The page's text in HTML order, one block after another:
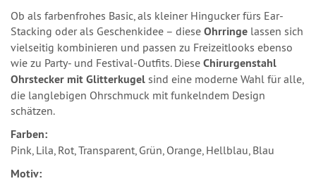
Ob als farbenfrohes Basic, als kleiner Hingucker fürs Ear-
Stacking oder als Geschenkidee – diese Ohrringe lassen sich
vielseitig kombinieren und passen zu Freizeitlooks ebenso
wie zu Party- und Festival-Outfits. Diese Chirurgenstahl
Ohrstecker mit Glitterkugel sind eine moderne Wahl für alle,
die langlebigen Ohrschmuck mit funkelndem Design
schätzen.
Farben:
Pink, Lila, Rot, Transparent, Grün, Orange, Hellblau, Blau
Motiv: